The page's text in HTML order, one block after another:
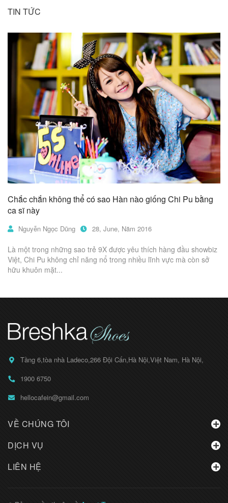
TIN TỨC
Chắc chắn không thể có sao Hàn nào giống Chi Pu bằng
ca sĩ này
Nguyễn Ngọc Dũng 28, June, Năm 2016
Là một trong những sao trẻ 9X được yêu thích hàng đầu showbiz
Việt, Chi Pu không chỉ năng nổ trong nhiều lĩnh vực mà còn sở
hữu khuôn mặt...
Tầng 6,tòa nhà Ladeco,266 Đội Cấn,Hà Nội,Việt Nam, Hà Nội,
1900 6750
hellocafein@gmail.com
VỀ CHÚNG TÔI
DỊCH VỤ
LIÊN HỆ